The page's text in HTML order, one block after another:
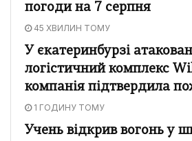
погоди на 7 серпня
45 ХВИЛИН ТОМУ
У єкатеринбурзі
логістичний комплекс
компанія підтвердила
1 ГОДИНУ ТОМУ
Учень відкрив вогонь у